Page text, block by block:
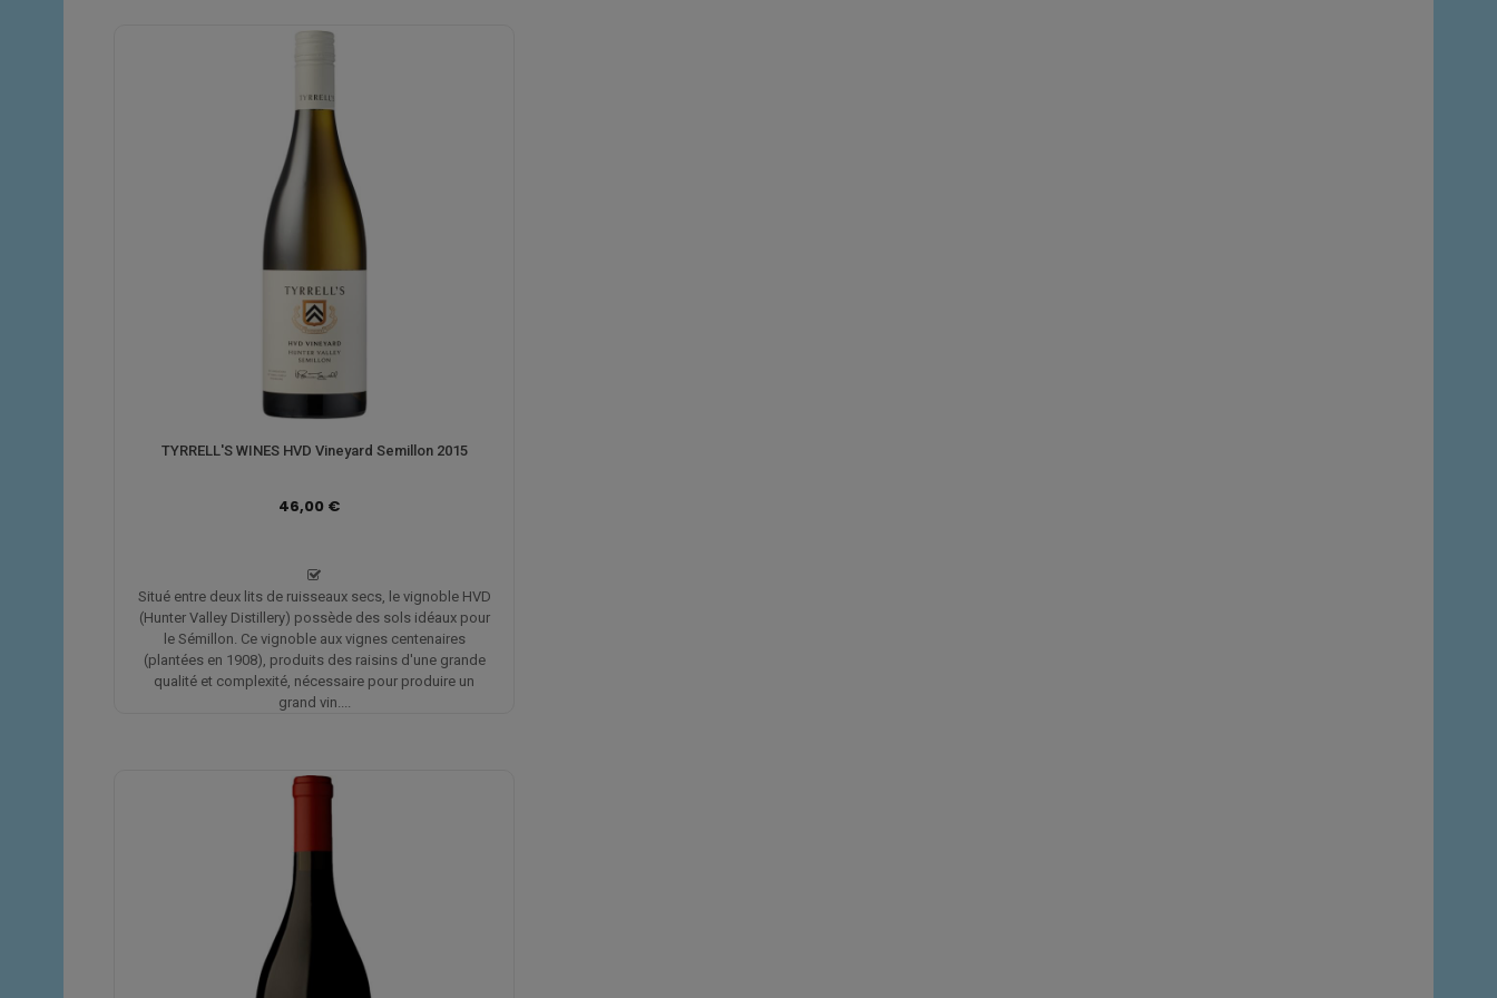
TYRRELL'S WINES HVD Vineyard Semillon 2015
46,00 €
Situé entre deux lits de ruisseaux secs, le vignoble HVD
(Hunter Valley Distillery) possède des sols idéaux pour
le Sémillon. Ce vignoble aux vignes centenaires
(plantées en 1908), produits des raisins d'une grande
qualité et complexité, nécessaire pour produire un
grand vin....